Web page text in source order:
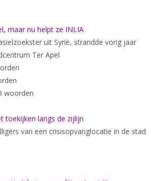
maar nu helpt ze INLIA
uit Syrië, strandde vorig jaar
Ter Apel
woorden
toekijken langs de zijlijn
van een crisisopvanglocatie in de stad